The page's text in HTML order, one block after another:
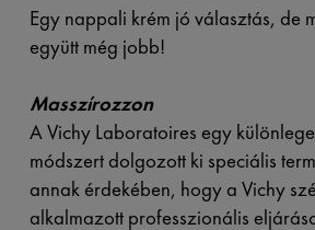
Egy nappali krém jó választás, de
együtt még jobb!
Masszírozzon
A Vichy Laboratoires egy
módszert dolgozott ki speciális
annak érdekében, hogy a Vichy
alkalmazott professzionális